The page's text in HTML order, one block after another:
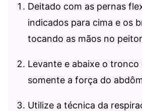
Deitado com as pernas
indicados para cima e os
tocando as mãos no
Levante e abaixe o tronco
somente a força do
Utilize a técnica da